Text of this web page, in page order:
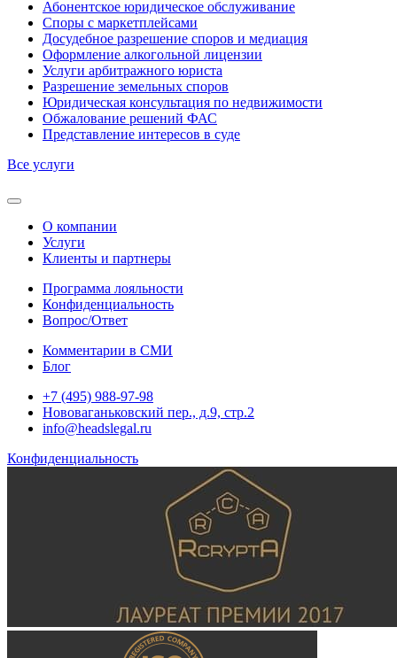
Абонентское юридическое обслуживание
Споры с маркетплейсами
Досудебное разрешение споров и медиация
Оформление алкогольной лицензии
Услуги арбитражного юриста
Разрешение земельных споров
Юридическая консультация по недвижимости
Обжалование решений ФАС
Представление интересов в суде
Все услуги
О компании
Услуги
Клиенты и партнеры
Программа лояльности
Конфиденциальность
Вопрос/Ответ
Комментарии в СМИ
Блог
+7 (495) 988-97-98
Нововаганьковский пер., д.9, стр.2
info@headslegal.ru
Конфиденциальность